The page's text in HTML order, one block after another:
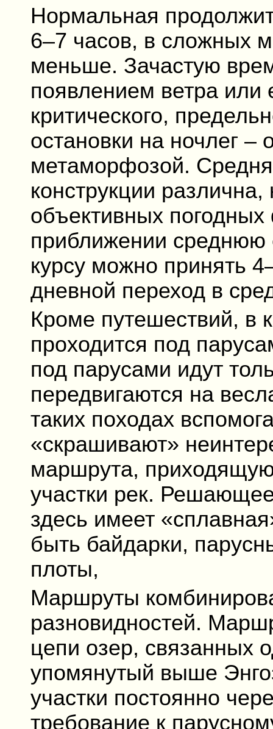
Нормальная
6–7 часов, в сложных
меньше. Зачастую
появлением ветра или
критического,
остановки на ночлег –
метаморфозой.
конструкции различна,
объективных
приближении среднюю
курсу можно принять
дневной переход в
Кроме путешествий, в
проходится под
под парусами идут
передвигаются на
таких походах
«скрашивают»
маршрута,
участки рек.
здесь имеет
быть байдарки,
плоты,
Маршруты
разновидностей.
цепи озер, связанных
упомянутый выше
участки постоянно
требование к